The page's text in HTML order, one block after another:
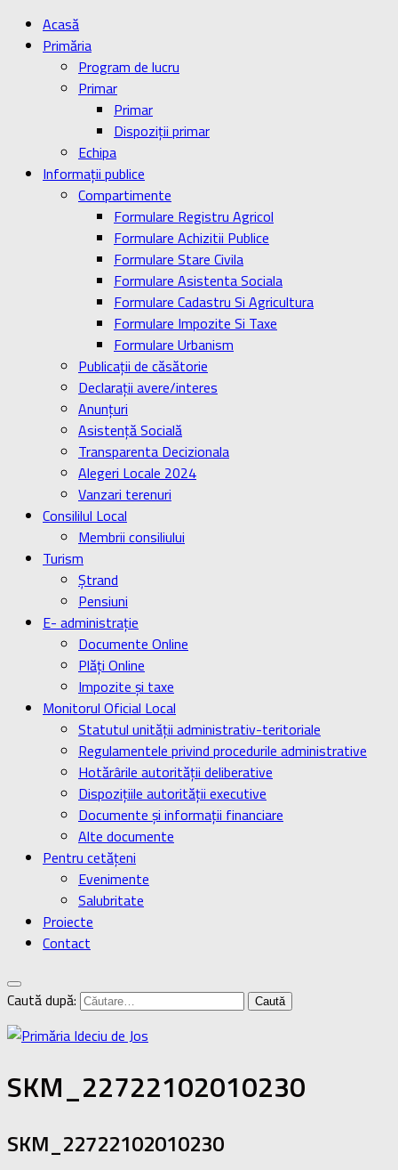
Acasă
Primăria
Program de lucru
Primar
Primar
Dispoziţii primar
Echipa
Informaţii publice
Compartimente
Formulare Registru Agricol
Formulare Achizitii Publice
Formulare Stare Civila
Formulare Asistenta Sociala
Formulare Cadastru Si Agricultura
Formulare Impozite Si Taxe
Formulare Urbanism
Publicaţii de căsătorie
Declaraţii avere/interes
Anunţuri
Asistenţă Socială
Transparenta Decizionala
Alegeri Locale 2024
Vanzari terenuri
Consililul Local
Membrii consiliului
Turism
Ştrand
Pensiuni
E- administrație
Documente Online
Plăți Online
Impozite și taxe
Monitorul Oficial Local
Statutul unității administrativ-teritoriale
Regulamentele privind procedurile administrative
Hotărârile autorității deliberative
Dispozițiile autorității executive
Documente și informații financiare
Alte documente
Pentru cetățeni
Evenimente
Salubritate
Proiecte
Contact
Caută după:
SKM_22722102010230
SKM_22722102010230